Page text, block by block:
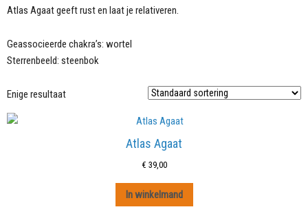
Atlas Agaat geeft rust en laat je relativeren.
Geassocieerde chakra’s: wortel
Sterrenbeeld: steenbok
Enige resultaat
Atlas Agaat
€ 39,00
In winkelmand